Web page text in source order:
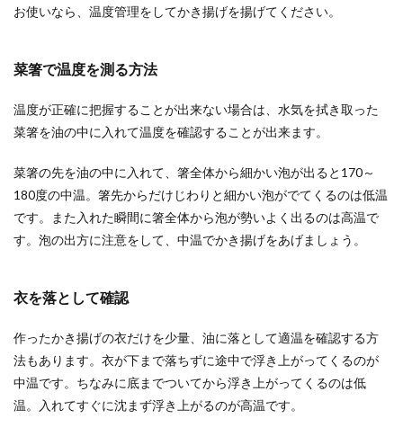
お使いなら、温度管理をしてかき揚げを揚げてください。
菜箸で温度を測る方法
温度が正確に把握することが出来ない場合は、水気を拭き取った
菜箸を油の中に入れて温度を確認することが出来ます。
菜箸の先を油の中に入れて、箸全体から細かい泡が出ると170～
180度の中温。箸先からだけじわりと細かい泡がでてくるのは低温
です。また入れた瞬間に箸全体から泡が勢いよく出るのは高温で
す。泡の出方に注意をして、中温でかき揚げをあげましょう。
衣を落として確認
作ったかき揚げの衣だけを少量、油に落として適温を確認する方
法もあります。衣が下まで落ちずに途中で浮き上がってくるのが
中温です。ちなみに底までついてから浮き上がってくるのは低
温。入れてすぐに沈まず浮き上がるのが高温です。